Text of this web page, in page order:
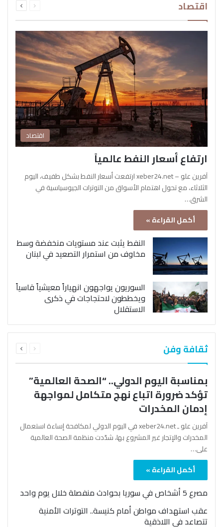
اقتصاد الصفحةالصفحة
اقتصاد
ارتفاع أسعار النفط عالمياً
آفرين علو – xeber24.net ارتفعت أسعار النفط بشكل طفيف، اليوم
الثلاثاء، مع تحول اهتمام الأسواق من التوترات الجيوسياسية في
الشرق…
أكمل القراءة »
النفط يثبت عند مستويات منخفضة وسط
مخاوف من استمرار التصعيد في لبنان
السوريون يواجهون انهياراً معيشياً قاسياً
ويخططون لاحتجاجات في ذكرى
الاستقلال
ثقافة وفن الصفحةالصفحة
بمناسبة اليوم الدولي.. “الصحة العالمية”
تؤكد ضرورة اتباع نهج متكامل لمواجهة
إدمان المخدرات
آفرين علو ـ xeber24.net في اليوم الدولي لمكافحة إساءة استعمال
المخدرات والإتجار غير المشروع بها، شدّدت منظمة الصحة العالمية
على…
أكمل القراءة »
مصرع 5 أشخاص في سوريا بحوادث منفصلة خلال يوم واحد
عقب استهداف مواطن أمام كنيسة.. التوترات الأمنية
تتصاعد في اللاذقية